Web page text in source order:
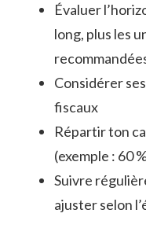
Évaluer
long, plus les
Considérer
fiscaux
Répartir ton
(exemple : 60
Suivre
ajuster selon